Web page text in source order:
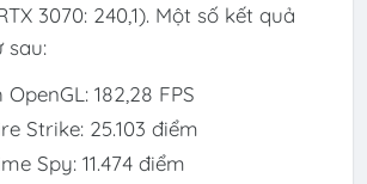
3070: 240,1). Một số kết quả
sau:
182,28 FPS
Strike: 25.103 điểm
Spy: 11.474 điểm